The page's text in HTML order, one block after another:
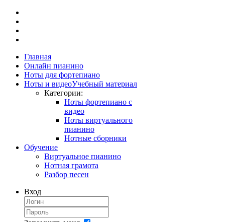
Главная
Онлайн пианино
Ноты для фортепиано
Ноты и видеоУчебный материал
Категории:
Ноты фортепиано с
видео
Ноты виртуального
пианино
Нотные сборники
Обучение
Виртуальное пианино
Нотная грамота
Разбор песен
Вход